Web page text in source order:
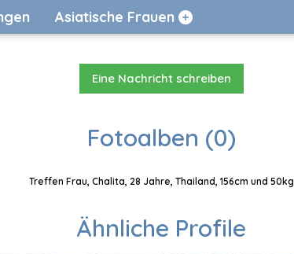
Asiatische Frauen
Eine Nachricht schreiben
Fotoalben (0)
Treffen Frau, Chalita, 28 Jahre, Thailand, 156cm und 50kg
Ähnliche Profile